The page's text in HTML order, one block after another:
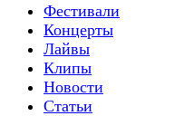
Фестивали
Концерты
Лайвы
Клипы
Новости
Статьи